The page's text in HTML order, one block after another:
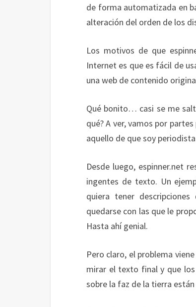
de forma automatizada en
alteración del orden de los
Los motivos de que
Internet es que es fácil de
una web de contenido
Qué bonito… casi se me
qué? A ver, vamos por
aquello de que soy
Desde luego, espinner.net
ingentes de texto. Un
quiera tener
quedarse con las que le
Hasta ahí genial.
Pero claro, el problema
mirar el texto final y que
sobre la faz de la tierra